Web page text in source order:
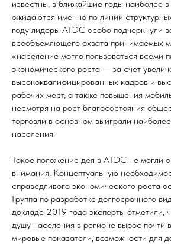
известны, в ближайшие годы наиболее
ожидаются именно по линии
году лидеры АТЭС особо подчеркнули
всеобъемлющего охвата принимаемых
«население могло пользоваться всеми
экономического роста — за счет
высококвалифицированных кадров и
рабочих мест, а также повышения
несмотря на рост благосостояния
торговли в основном выиграли
населения.
Такое положение дел в АТЭС не могли
внимания. Концептуальную
справедливого экономического роста
Группа по разработке долгосрочного
докладе 2019 года эксперты отметили,
душу населения в регионе вырос почти
мировые показатели, возможности для